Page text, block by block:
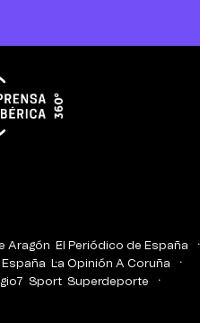
Aragón
El Periódico de España
España
La Opinión A Coruña
Sport Superdeporte